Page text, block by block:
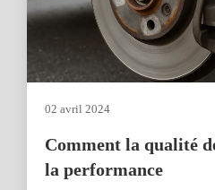
02 avril 2024
Comment la qualité
la performance